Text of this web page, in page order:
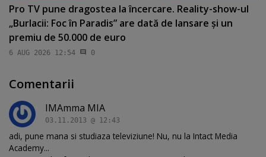
Pro TV pune dragostea la încercare. Reality-show-ul
„Burlacii: Foc în Paradis” are dată de lansare şi un
premiu de 50.000 de euro
6 AUG 2026 12:54 0
Comentarii
IMAmma MIA
03.11.2013 @ 12:43
adi, pune mana si studiaza televiziune! Nu, nu la Intact Media
Academy...